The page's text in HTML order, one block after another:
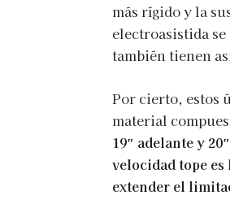
más rígido y la
electroasistida
también tienen
Por cierto, estos
material
19″ adelante y
velocidad tope
extender el